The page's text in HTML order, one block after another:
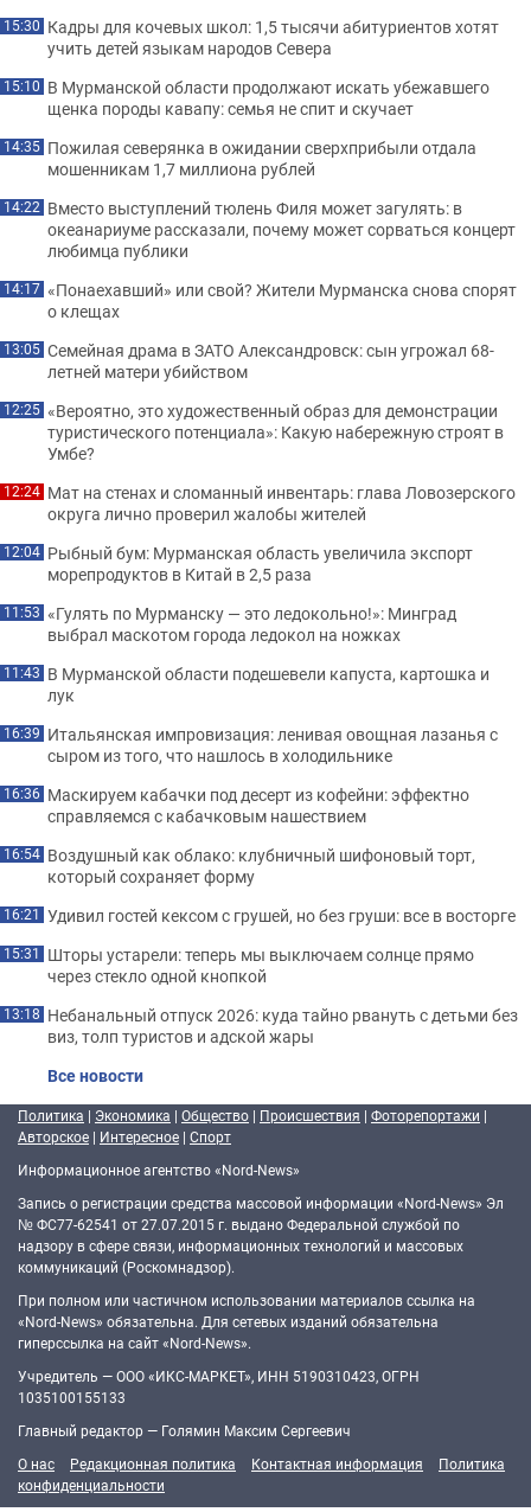
15:30 Кадры для кочевых школ: 1,5 тысячи абитуриентов хотят
учить детей языкам народов Севера
15:10 В Мурманской области продолжают искать убежавшего
щенка породы кавапу: семья не спит и скучает
14:35 Пожилая северянка в ожидании сверхприбыли отдала
мошенникам 1,7 миллиона рублей
14:22 Вместо выступлений тюлень Филя может загулять: в
океанариуме рассказали, почему может сорваться концерт
любимца публики
14:17 «Понаехавший» или свой? Жители Мурманска снова спорят
о клещах
13:05 Семейная драма в ЗАТО Александровск: сын угрожал 68-
летней матери убийством
12:25 «Вероятно, это художественный образ для демонстрации
туристического потенциала»: Какую набережную строят в
Умбе?
12:24 Мат на стенах и сломанный инвентарь: глава Ловозерского
округа лично проверил жалобы жителей
12:04 Рыбный бум: Мурманская область увеличила экспорт
морепродуктов в Китай в 2,5 раза
11:53 «Гулять по Мурманску — это ледокольно!»: Минград
выбрал маскотом города ледокол на ножках
11:43 В Мурманской области подешевели капуста, картошка и
лук
16:39 Итальянская импровизация: ленивая овощная лазанья с
сыром из того, что нашлось в холодильнике
16:36 Маскируем кабачки под десерт из кофейни: эффектно
справляемся с кабачковым нашествием
16:54 Воздушный как облако: клубничный шифоновый торт,
который сохраняет форму
16:21 Удивил гостей кексом с грушей, но без груши: все в восторге
15:31 Шторы устарели: теперь мы выключаем солнце прямо
через стекло одной кнопкой
13:18 Небанальный отпуск 2026: куда тайно рвануть с детьми без
виз, толп туристов и адской жары
Все новости
Политика | Экономика | Общество | Происшествия | Фоторепортажи |
Авторское | Интересное | Спорт
Информационное агентство «Nord-News»
Запись о регистрации средства массовой информации «Nord-News» Эл
№ ФС77-62541 от 27.07.2015 г. выдано Федеральной службой по
надзору в сфере связи, информационных технологий и массовых
коммуникаций (Роскомнадзор).
При полном или частичном использовании материалов ссылка на
«Nord-News» обязательна. Для сетевых изданий обязательна
гиперссылка на сайт «Nord-News».
Учредитель — ООО «ИКС-МАРКЕТ», ИНН 5190310423, ОГРН
1035100155133
Главный редактор — Голямин Максим Сергеевич
О нас
Редакционная политика Контактная информация
Политика
конфиденциальности